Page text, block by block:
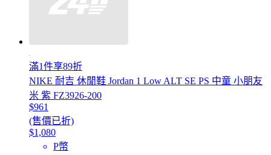
滿1件享89折
NIKE 耐吉 休閒鞋 Jordan 1 Low ALT SE PS 中童 小朋友
米 紫 FZ3926-200
$961
(售價已折)
$1,080
P幣